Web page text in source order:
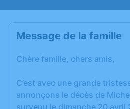
Message de la famille
Chère famille, chers amis,
C’est avec une grande
annonçons le décès de
survenu le dimanche 20 avril